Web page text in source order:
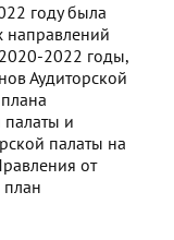
году была
направлений
2022 годы,
Аудиторской
палаты и
палаты на
от